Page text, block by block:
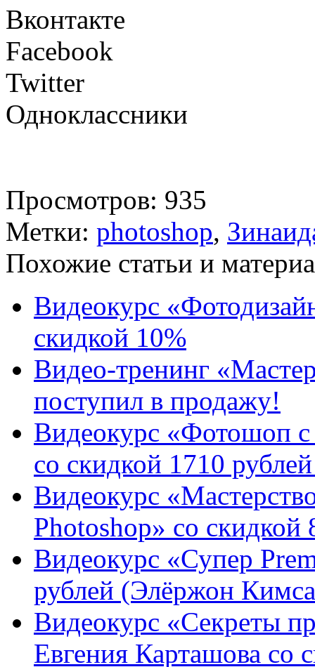
Вконтакте
Facebook
Twitter
Одноклассники
Просмотров: 935
Метки: photoshop,
Похожие статьи и
Видеокурс
скидкой 10%
Видео-тренинг
поступил в продажу!
Видеокурс «Фотошоп
со скидкой 1710
Видеокурс
Photoshop» со скидкой
Видеокурс «Супер
рублей (Элёржон
Видеокурс «Секреты
Евгения Карташова со